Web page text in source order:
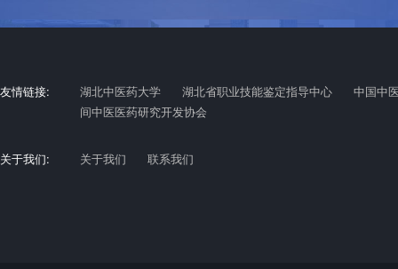
友情链接: 湖北中医药大学 湖北省职业技能鉴定指导中心
中国中
间中医医药研究开发协会
关于我们: 关于我们 联系我们